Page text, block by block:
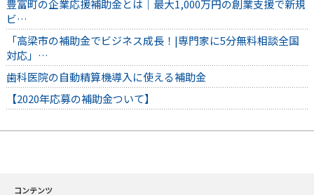
豊富町の企業応援補助金とは｜最大1,000万円の創業支援で新規
ビ…
「高梁市の補助金でビジネス成長！|専門家に5分無料相談全国
対応」…
歯科医院の自動精算機導入に使える補助金
【2020年応募の補助金ついて】
コンテンツ